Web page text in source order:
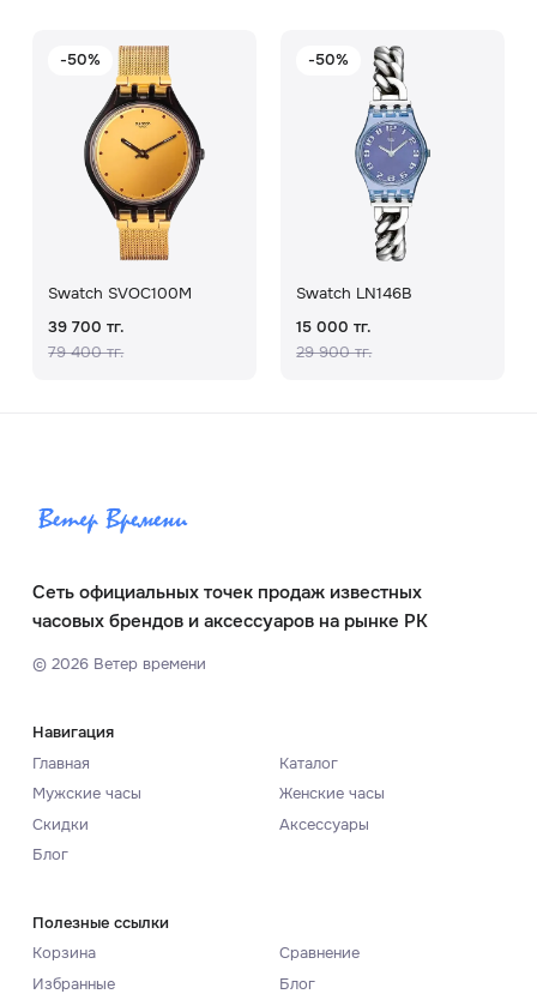
-50%
Swatch SVOC100M
39 700 тг.
79 400 тг.
-50%
Swatch LN146B
15 000 тг.
29 900 тг.
Сеть официальных точек продаж известных
часовых брендов и аксессуаров на рынке РК
© 2026Ветер времени
Навигация
Главная
Каталог
Мужские часы
Женские часы
Скидки
Аксессуары
Блог
Полезные ссылки
Корзина
Сравнение
Избранные
Блог